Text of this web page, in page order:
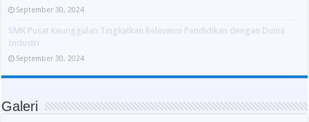
September 30, 2024
SMK Pusat Keunggulan Tingkatkan Relevansi Pendidikan dengan Dunia
Industri
September 30, 2024
Galeri